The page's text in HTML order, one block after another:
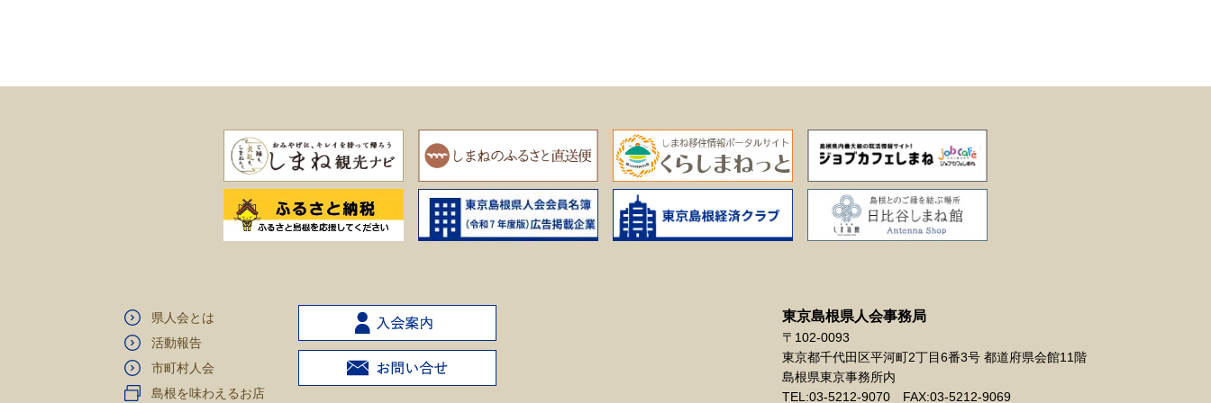
県人会とは
活動報告
市町村人会
島根を味わえるお店
東京島根県人会事務局
〒102-0093
東京都千代田区平河町2丁目6番3号 都道府県会館11階
島根県東京事務所内
TEL:03-5212-9070
FAX:03-5212-9069